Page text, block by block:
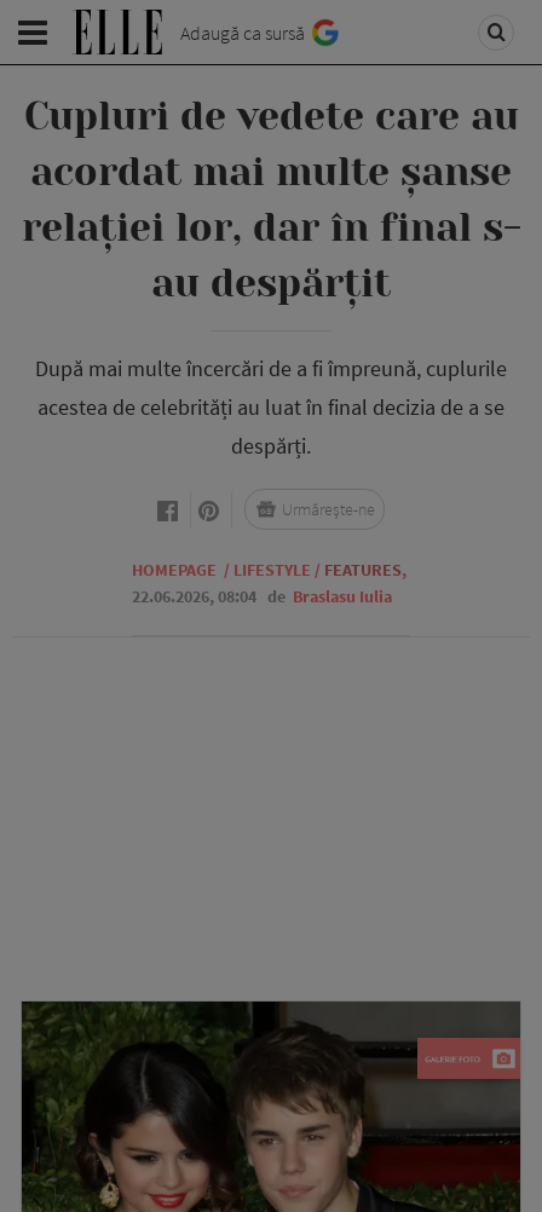
Adaugă ca sursă
Cupluri de vedete care au
acordat mai multe șanse
relației lor, dar în final s-
au despărțit
După mai multe încercări de a fi împreună, cuplurile
acestea de celebrități au luat în final decizia de a se
despărți.
HOMEPAGE / LIFESTYLE / FEATURES,
22.06.2026, 08:04 de Braslasu Iulia
Urmărește-ne